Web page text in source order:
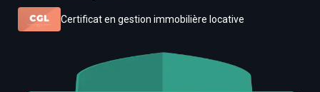
Certificat en gestion immobilière locative